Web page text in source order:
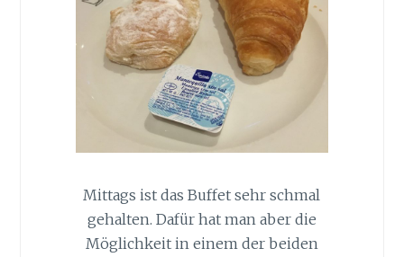
Mittags ist das Buffet sehr schmal
gehalten. Dafür hat man aber die
Möglichkeit in einem der beiden